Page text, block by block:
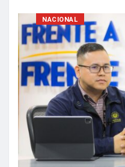
NACIONAL